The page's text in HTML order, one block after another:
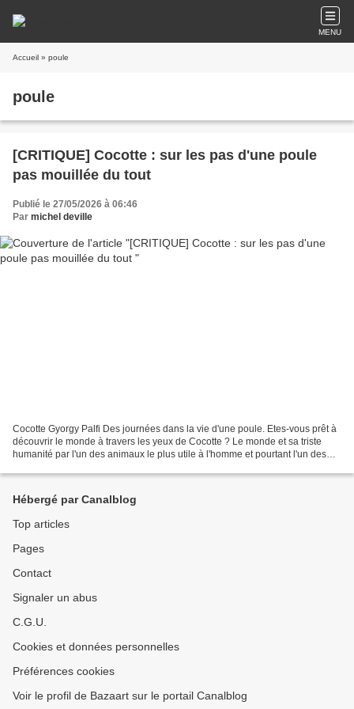
MENU
Accueil » poule
poule
[CRITIQUE] Cocotte : sur les pas d'une poule
pas mouillée du tout
Publié le 27/05/2026 à 06:46
Par michel deville
Cocotte Gyorgy Palfi Des journées dans la vie d'une poule. Etes-vous prêt à
découvrir le monde à travers les yeux de Cocotte ? Le monde et sa triste
humanité par l'un des animaux le plus utile à l'homme et pourtant l'un des
Hébergé par Canalblog
Top articles
Pages
Contact
Signaler un abus
C.G.U.
Cookies et données personnelles
Préférences cookies
Voir le profil de Bazaart sur le portail Canalblog